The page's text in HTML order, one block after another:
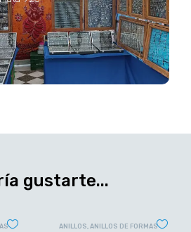
gustarte...
ANILLOS,ANILLOS DE FORMAS